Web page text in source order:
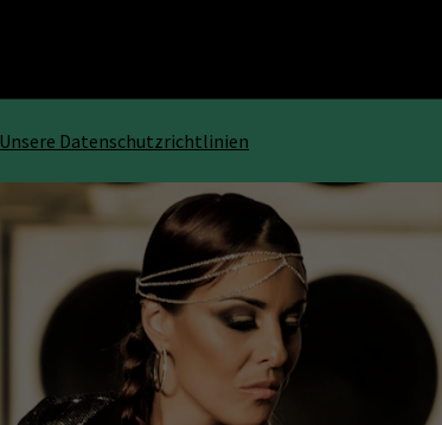
Unsere Datenschutzrichtlinien